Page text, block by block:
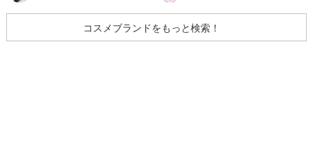
コスメブランドをもっと検索！